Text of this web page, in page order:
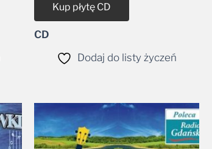
Kup płytę CD
CD
Dodaj do listy życzeń